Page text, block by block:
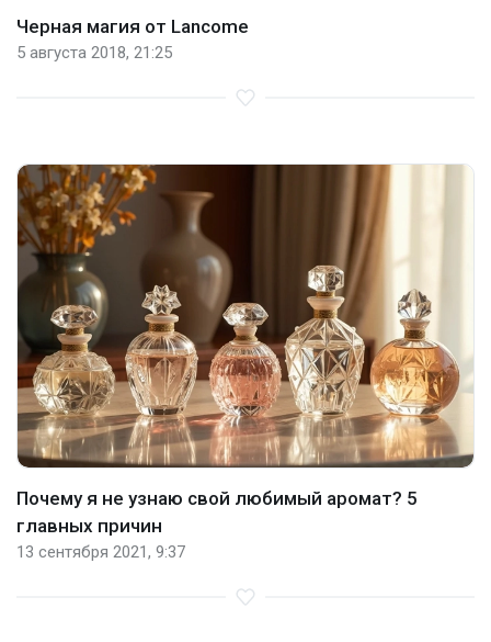
Черная магия от Lancome
5 августа 2018, 21:25
Почему я не узнаю свой любимый аромат? 5
главных причин
13 сентября 2021, 9:37